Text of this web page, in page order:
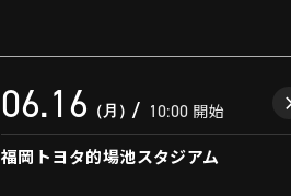
06.16 （月） 10:00 開始
福岡トヨタ的場池スタジアム